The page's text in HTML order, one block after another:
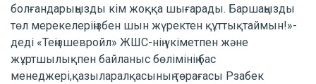
болғандарыңызды кім жоққа шығарады. Баршаңызды
төл мерекелеріңізбен шын жүректен құттықтаймын!»-
деді «Теңізшевройл» ЖШС-нің үкіметпен және
жұртшылықпен байланыс бөлімінің бас
менеджері,қазыларалқасының төрағасы Рзабек